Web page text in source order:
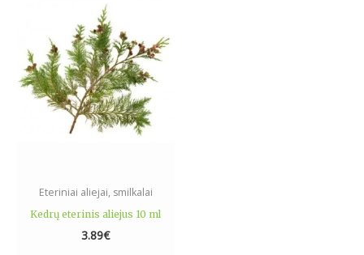
Eteriniai aliejai, smilkalai
Kedrų eterinis aliejus 10 ml
3.89€